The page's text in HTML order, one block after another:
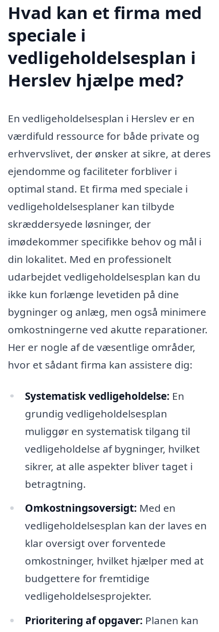
Hvad kan et firma med
speciale i
vedligeholdelsesplan i
Herslev hjælpe med?
En vedligeholdelsesplan i Herslev er en
værdifuld ressource for både private og
erhvervslivet, der ønsker at sikre, at deres
ejendomme og faciliteter forbliver i
optimal stand. Et firma med speciale i
vedligeholdelsesplaner kan tilbyde
skræddersyede løsninger, der
imødekommer specifikke behov og mål i
din lokalitet. Med en professionelt
udarbejdet vedligeholdelsesplan kan du
ikke kun forlænge levetiden på dine
bygninger og anlæg, men også minimere
omkostningerne ved akutte reparationer.
Her er nogle af de væsentlige områder,
hvor et sådant firma kan assistere dig:
Systematisk vedligeholdelse: En
grundig vedligeholdelsesplan
muliggør en systematisk tilgang til
vedligeholdelse af bygninger, hvilket
sikrer, at alle aspekter bliver taget i
betragtning.
Omkostningsoversigt: Med en
vedligeholdelsesplan kan der laves en
klar oversigt over forventede
omkostninger, hvilket hjælper med at
budgettere for fremtidige
vedligeholdelsesprojekter.
Prioritering af opgaver: Planen kan